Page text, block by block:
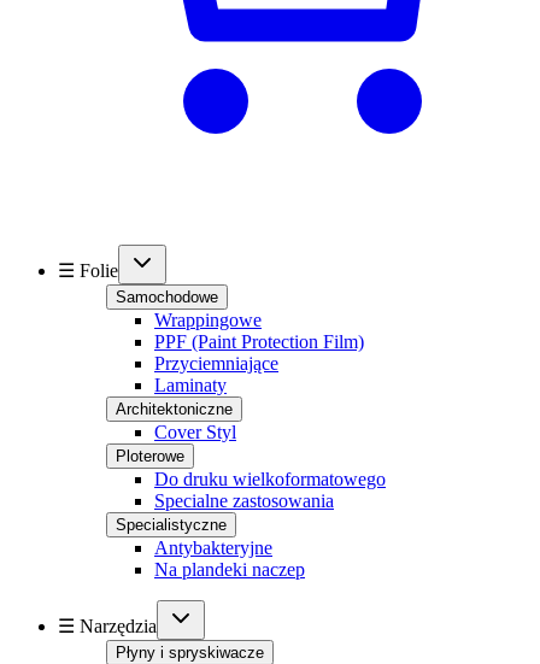
☰ Folie
Samochodowe
Wrappingowe
PPF (Paint Protection Film)
Przyciemniające
Laminaty
Architektoniczne
Cover Styl
Ploterowe
Do druku wielkoformatowego
Specialne zastosowania
Specialistyczne
Antybakteryjne
Na plandeki naczep
☰ Narzędzia
Płyny i spryskiwacze